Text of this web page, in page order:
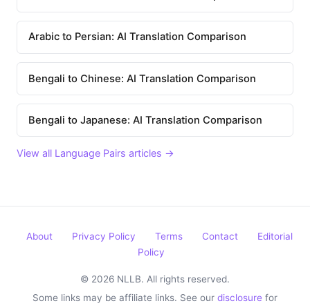
Arabic to Persian: AI Translation Comparison
Bengali to Chinese: AI Translation Comparison
Bengali to Japanese: AI Translation Comparison
View all Language Pairs articles →
About Privacy Policy Terms Contact
Editorial
Policy
© 2026 NLLB. All rights reserved.
Some links may be affiliate links. See our disclosure for